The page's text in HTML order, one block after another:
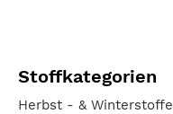
Stoffkategorien
Herbst - & Winterstoffe